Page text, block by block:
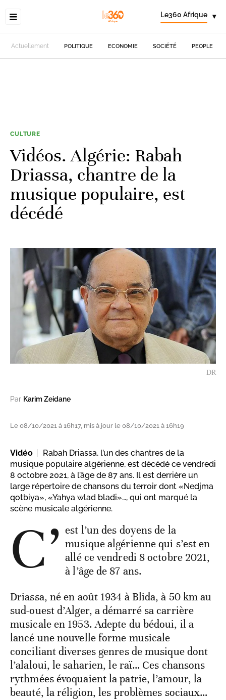
Le360 Afrique ▾
Actuellement POLITIQUE ECONOMIE SOCIÉTÉ PEOPLE
CULTURE
Vidéos. Algérie: Rabah
Driassa, chantre de la
musique populaire, est
décédé
DR
Par Karim Zeidane
Le 08/10/2021 à 16h17, mis à jour le 08/10/2021 à 16h19
Vidéo
Rabah Driassa, l’un des chantres de la
musique populaire algérienne, est décédé ce vendredi
8 octobre 2021, à l’âge de 87 ans. Il est derrière un
large répertoire de chansons du terroir dont «Nedjma
qotbiya», «Yahya wlad bladi»…, qui ont marqué la
scène musicale algérienne.
C’ est l’un des doyens de la
musique algérienne qui s’est en
allé ce vendredi 8 octobre 2021,
à l’âge de 87 ans.
Driassa, né en août 1934 à Blida, à 50 km au
sud-ouest d’Alger, a démarré sa carrière
musicale en 1953. Adepte du bédoui, il a
lancé une nouvelle forme musicale
conciliant diverses genres de musique dont
l’alaloui, le saharien, le raï… Ces chansons
rythmées évoquaient la patrie, l’amour, la
beauté, la réligion, les problèmes sociaux…